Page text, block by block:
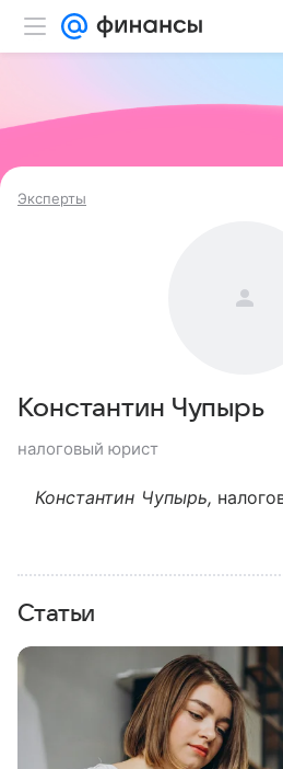
Эксперты
Константин Чупырь
налоговый юрист
Константин Чупырь,
Статьи